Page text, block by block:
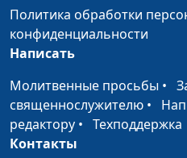
получить на Новый
год
Психология и вера:
где искать опору?
Мое прошлое
помогло мне стать
счастливым
Политика обработки
конфиденциальности
Написать
Молитвенные просьбы •
священнослужителю •
редактору • Техподдержка
Контакты